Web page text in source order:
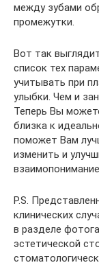
между зубами
промежутки.
Вот так
список тех
учитывать при
улыбки. Чем и
Теперь Вы
близка к
поможет Вам
изменить и
P.S.
клинических
в разделе
эстетической